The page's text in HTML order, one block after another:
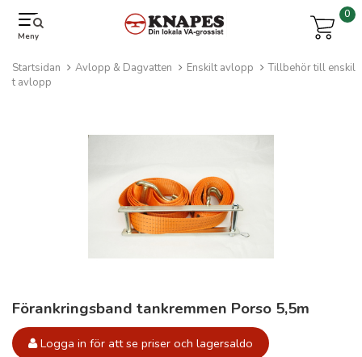
Meny
0
Startsidan Avlopp & Dagvatten Enskilt avlopp
Tillbehör till enskil
t avlopp
Förankringsband tankremmen Porso 5,5m
Logga in för att se priser och lagersaldo